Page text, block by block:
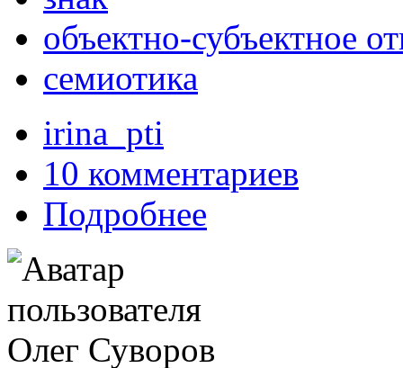
объектно-субъектное
семиотика
irina_pti
10 комментариев
Подробнее